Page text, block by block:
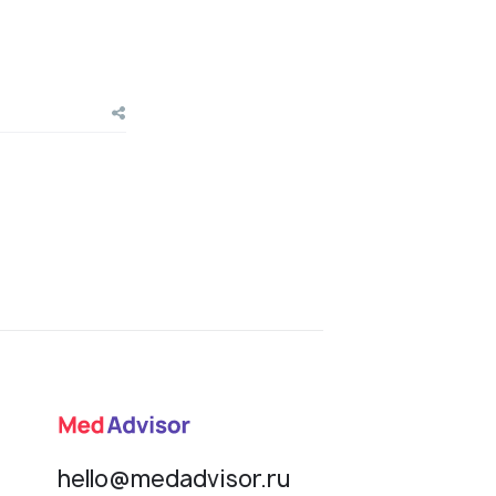
hello@medadvisor.ru